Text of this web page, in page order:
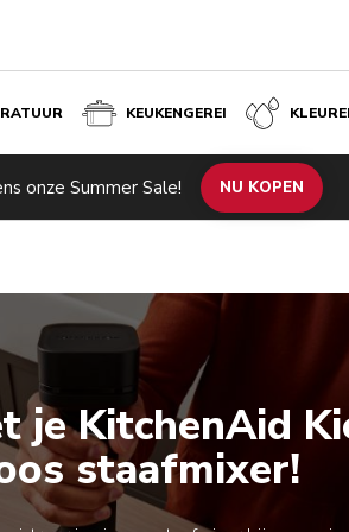
KEUKENGEREI
onze Summer Sale! NU KOPEN
Registreer je product
je KitchenAid
staafmixer!
Registreer je product